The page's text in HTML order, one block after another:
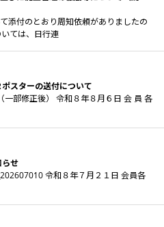
添付のとおり周知依頼がありましたの
ては、日行連
スターの送付について
部修正後） 令和８年８月６日 会 員 各
らせ
令和８年７月２１日 会員各